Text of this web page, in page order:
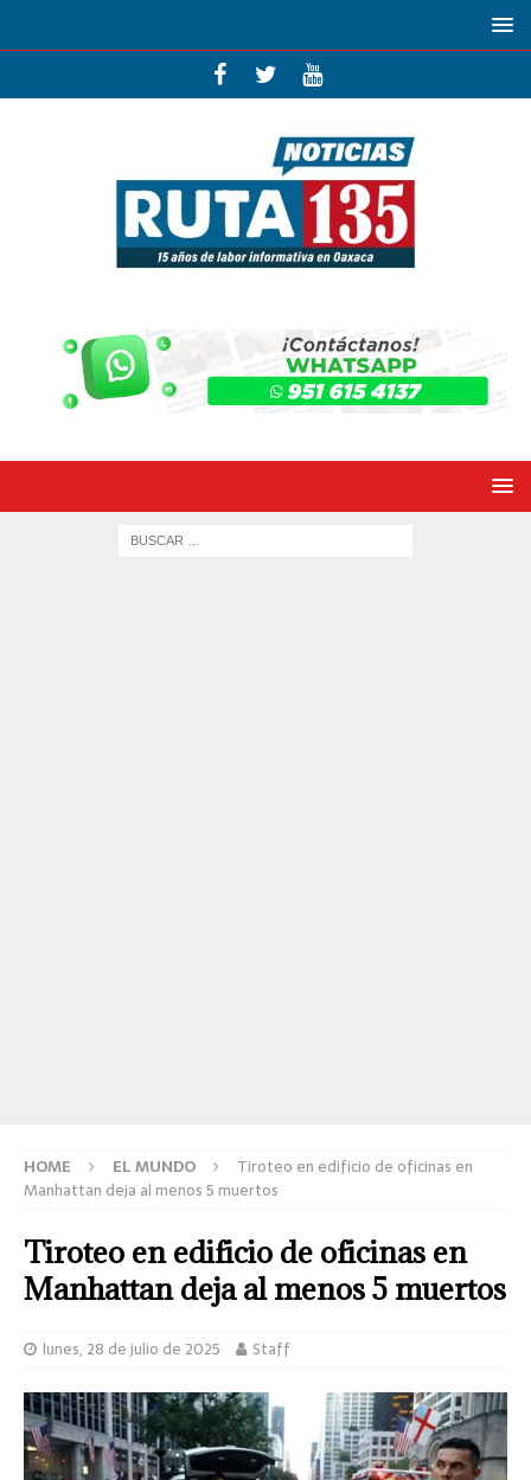
HOME EL MUNDO
Tiroteo en edificio de oficinas en
Manhattan deja al menos 5 muertos
Tiroteo en edificio de oficinas en
Manhattan deja al menos 5 muertos
lunes, 28 de julio de 2025 Staff